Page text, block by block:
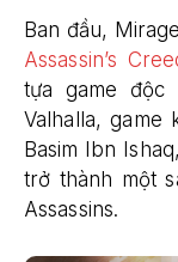
Ban đầu,
Assassin’s
tựa game độc
Valhalla,
Basim Ibn
trở thành một
Assassins.